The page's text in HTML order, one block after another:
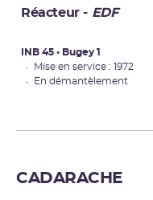
Réacteur - EDF
INB 45 • Bugey 1
• Mise en service : 1972
• En démantèlement
CADARACHE